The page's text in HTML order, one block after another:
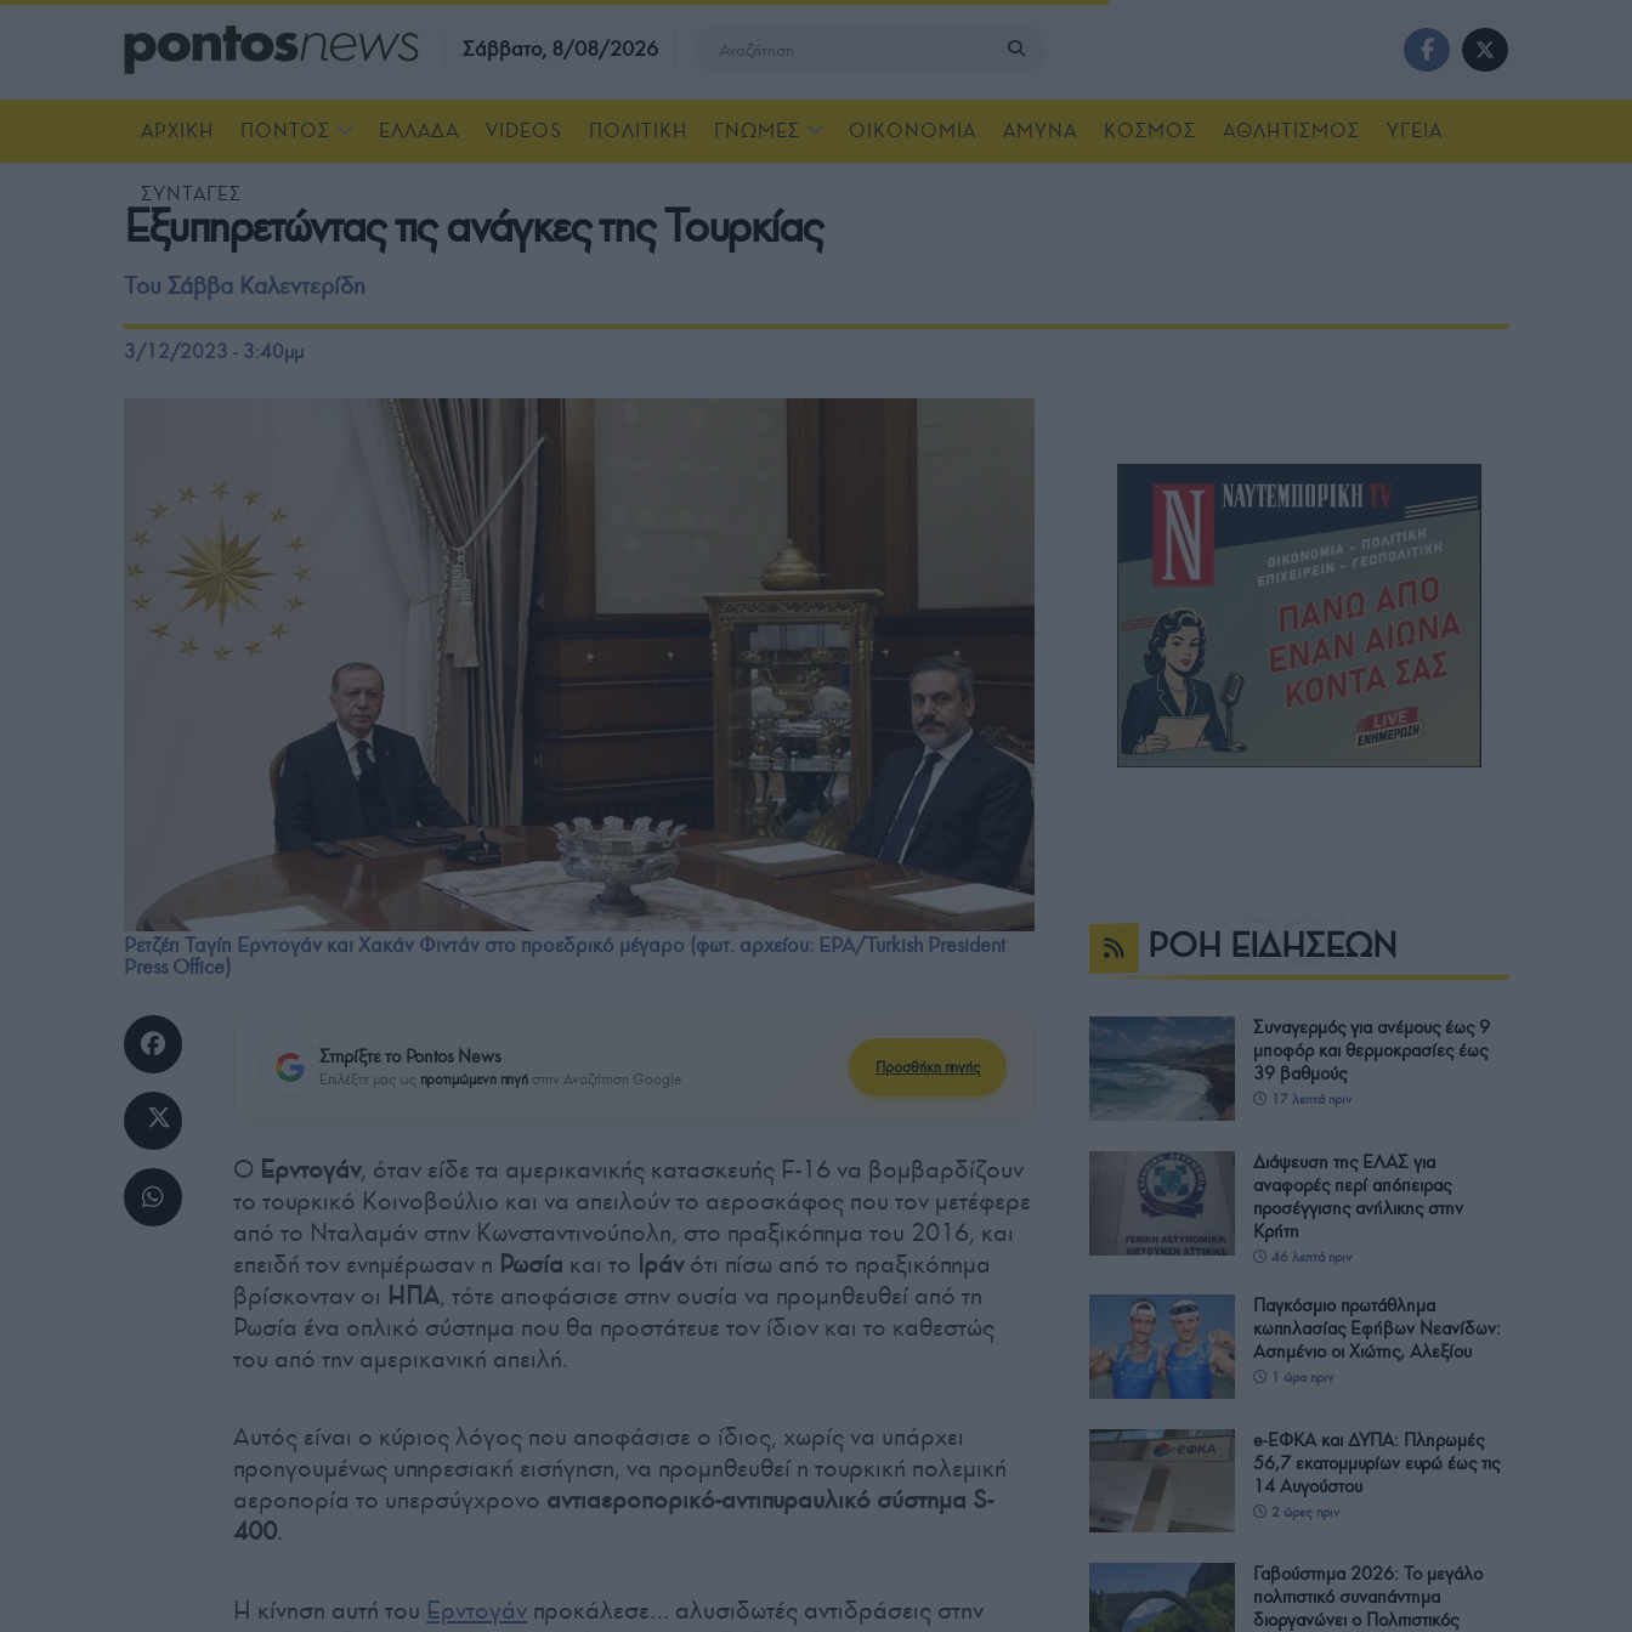
Σάββατο, 8/08/2026
ΑΡΧΙΚΗ ΠΟΝΤΟΣ ΕΛΛΑΔΑ VIDEOS ΠΟΛΙΤΙΚΗ ΓΝΩΜΕΣ ΟΙΚΟΝΟΜΙΑ ΑΜΥΝΑ ΚΟΣΜΟΣ ΑΘΛΗΤΙΣΜΟΣ ΥΓΕΙΑ
ΣΥΝΤΑΓΕΣ
Εξυπηρετώντας τις ανάγκες της Τουρκίας
Του Σάββα Καλεντερίδη
3/12/2023 - 3:40μμ
Ρετζέπ Ταγίπ Ερντογάν και Χακάν Φιντάν στο προεδρικό μέγαρο (φωτ. αρχείου: EPA/Turkish President
Press Office)
Στηρίξτε το Pontos News
Επιλέξτε μας ως προτιμώμενη πηγή στην Αναζήτηση Google
Προσθήκη πηγής
Ο Ερντογάν, όταν είδε τα αμερικανικής κατασκευής F-16 να βομβαρδίζουν
το τουρκικό Κοινοβούλιο και να απειλούν το αεροσκάφος που τον μετέφερε
από το Νταλαμάν στην Κωνσταντινούπολη, στο πραξικόπημα του 2016, και
επειδή τον ενημέρωσαν η Ρωσία και το Ιράνότι πίσω από το πραξικόπημα
βρίσκονταν οι ΗΠΑ, τότε αποφάσισε στην ουσία να προμηθευθεί από τη
Ρωσία ένα οπλικό σύστημα που θα προστάτευε τον ίδιον και το καθεστώς
του από την αμερικανική απειλή.
Αυτός είναι ο κύριος λόγος που αποφάσισε ο ίδιος, χωρίς να υπάρχει
προηγουμένως υπηρεσιακή εισήγηση, να προμηθευθεί η τουρκική πολεμική
αεροπορία το υπερσύγχρονο αντιαεροπορικό-αντιπυραυλικό σύστημα S-
400.
Η κίνηση αυτή του Ερντογάν προκάλεσε… αλυσιδωτές αντιδράσεις στην
ΡΟΗ ΕΙΔΗΣΕΩΝ
Συναγερμός για ανέμους έως 9
μποφόρ και θερμοκρασίες έως
39 βαθμούς
17 λεπτά πριν
Διάψευση της ΕΛΑΣ για
αναφορές περί απόπειρας
προσέγγισης ανήλικης στην
Κρήτη
46 λεπτά πριν
Παγκόσμιο πρωτάθλημα
κωπηλασίας Εφήβων Νεανίδων:
Ασημένιο οι Χιώτης, Αλεξίου
1 ώρα πριν
e-ΕΦΚΑ και ΔΥΠΑ: Πληρωμές
56,7 εκατομμυρίων ευρώ έως τις
14 Αυγούστου
2 ώρες πριν
Γαβούστημα 2026: Το μεγάλο
πολιτιστικό συναπάντημα
διοργανώνει ο Πολιτιστικός